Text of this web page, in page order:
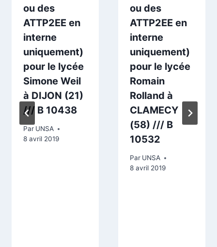
ou des
ATTP2EE en
interne
uniquement)
pour le lycée
Simone Weil
à DIJON (21)
/// B 10438
Par UNSA
8 avril 2019
ou des
ATTP2EE en
interne
uniquement)
pour le lycée
Romain
Rolland à
CLAMECY
(58) /// B
10532
Par UNSA
8 avril 2019